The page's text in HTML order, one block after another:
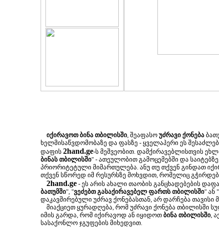
იქირავოთ ბინა თბილისში, შეაფასო უძრავი ქონება
ხელმისაწვდომობაზე და ფასზე - ყველაპერი ეს
დაფის 2hand.ge-ს მეშვეობით. დამქირავებლისთვის
ბინას თბილისში" - ათეულობით გამოცემებში და
პრიორიტეტული მიმართულება. ანუ თუ თქვენ გინდათ
თქვენ სწორედ იმ რესურსზე მოხვდით, რომელიც
2hand.ge - ეს არის ახალი თაობის განცხადებების
ბათუმში", "ვეძებთ გასაქირავებელ ფართს თბილისში" ან "
დაკავშირებული უძრავ ქონებასთან, არ დარჩება
მიაქციეთ ყურადღება, რომ უძრავი ქონება თბილისში
იმის გარდა, რომ იქირავოდ ან იყიდოთ ბინა თბილისში,
სასაქონლო ჯგუფების მიხედვით.